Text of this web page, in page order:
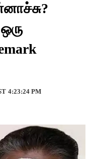
4:23:24 PM